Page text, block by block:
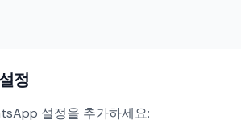
정
설정을 추가하세요: